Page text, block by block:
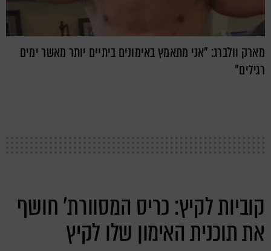
מארק וולברג: "אני מתאמץ באימונים ביתיים יותר מאשר ימים
רגילים"
קוביות לקיץ: כריס המסוורת' חושף
את תוכנית האימון שלו לקיץ